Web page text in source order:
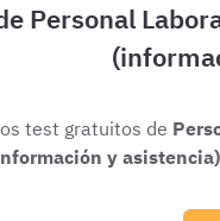
Personal
test gratuitos de
y asistencia)